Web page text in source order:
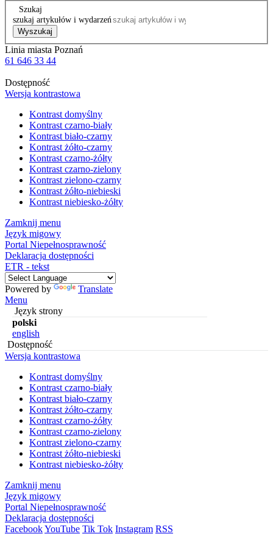
Szukaj
szukaj artykułów i wydarzeń
Wyszukaj
Linia miasta Poznań
61 646 33 44
Dostępność
Wersja kontrastowa
Kontrast domyślny
Kontrast czarno-biały
Kontrast biało-czarny
Kontrast żółto-czarny
Kontrast czarno-żółty
Kontrast czarno-zielony
Kontrast zielono-czarny
Kontrast żółto-niebieski
Kontrast niebiesko-żółty
Zamknij menu
Język migowy
Portal Niepełnosprawność
Deklaracja dostępności
ETR - tekst
Powered by
Translate
Menu
Język strony
polski
english
Dostępność
Wersja kontrastowa
Kontrast domyślny
Kontrast czarno-biały
Kontrast biało-czarny
Kontrast żółto-czarny
Kontrast czarno-żółty
Kontrast czarno-zielony
Kontrast zielono-czarny
Kontrast żółto-niebieski
Kontrast niebiesko-żółty
Zamknij menu
Język migowy
Portal Niepełnosprawność
Deklaracja dostępności
FacebookYouTube Tik Tok Instagram RSS